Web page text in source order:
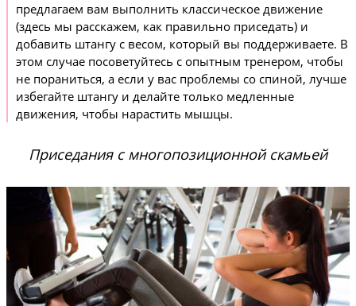
предлагаем вам выполнить классическое движение
(здесь мы расскажем, как правильно приседать) и
добавить штангу с весом, который вы поддерживаете. В
этом случае посоветуйтесь с опытным тренером, чтобы
не пораниться, а если у вас проблемы со спиной, лучше
избегайте штангу и делайте только медленные
движения, чтобы нарастить мышцы.
Приседания с многопозиционной скамьей